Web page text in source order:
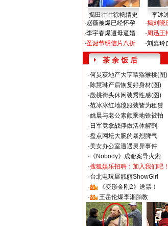
揭田壮壮徐帆情史 李冰
·赵薇被爆已经怀孕
·李宇春爆遭母逼婚
·圣诞节明信片八折
·揭刘晓
·周迅王
·刘嘉玲
茶 余 饭 后
·何炅获地产大亨喂猕猴桃(图)
·陈慧琳产后恢复好身材(图)
·殷桃街头休闲装秀性感(图)
·范冰冰红地毯服装皆为租赁
·姚晨与老公素颜乘地铁被拍
· 日军竟拿战俘做活体解剖
·盘点网坛大腕的暴烈脾气
·美女办公室遭遇灵异事件
· 《Nobody》成命案导火索
·搜狐娱乐招聘：加入我们吧！
·台北电玩展靓丽ShowGirl
·
《变形金刚2》送票！
·
王岳伦爆李湘胎教